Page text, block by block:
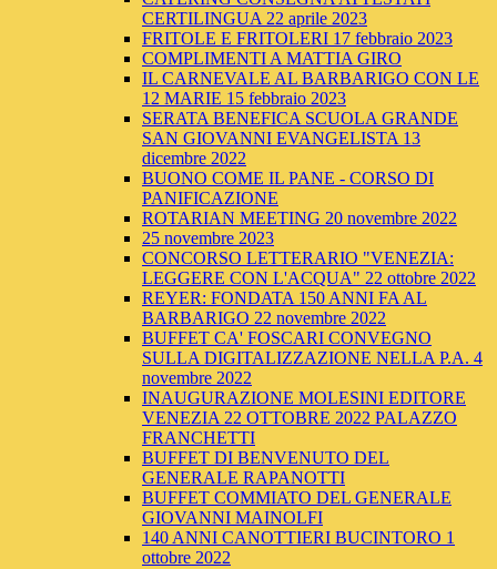
CERTILINGUA 22 aprile 2023
FRITOLE E FRITOLERI 17 febbraio 2023
COMPLIMENTI A MATTIA GIRO
IL CARNEVALE AL BARBARIGO CON LE
12 MARIE 15 febbraio 2023
SERATA BENEFICA SCUOLA GRANDE
SAN GIOVANNI EVANGELISTA 13
dicembre 2022
BUONO COME IL PANE - CORSO DI
PANIFICAZIONE
ROTARIAN MEETING 20 novembre 2022
25 novembre 2023
CONCORSO LETTERARIO "VENEZIA:
LEGGERE CON L'ACQUA" 22 ottobre 2022
REYER: FONDATA 150 ANNI FA AL
BARBARIGO 22 novembre 2022
BUFFET CA' FOSCARI CONVEGNO
SULLA DIGITALIZZAZIONE NELLA P.A. 4
novembre 2022
INAUGURAZIONE MOLESINI EDITORE
VENEZIA 22 OTTOBRE 2022 PALAZZO
FRANCHETTI
BUFFET DI BENVENUTO DEL
GENERALE RAPANOTTI
BUFFET COMMIATO DEL GENERALE
GIOVANNI MAINOLFI
140 ANNI CANOTTIERI BUCINTORO 1
ottobre 2022